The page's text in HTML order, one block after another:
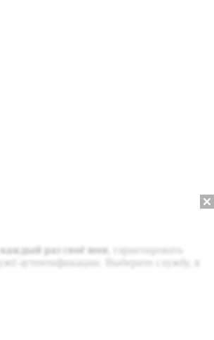
раз своё имя , гарантировать
аутентификации. Выберите службу, в